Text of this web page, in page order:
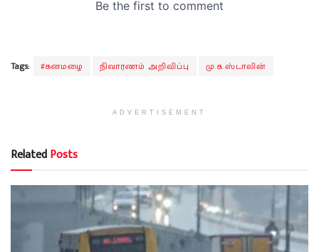
Tags: #கனமழை நிவாரணம் அறிவிப்பு மு.க.ஸ்டாலின்
ADVERTISEMENT
RelatedPosts